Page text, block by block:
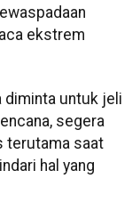
ekstrem
diminta untuk jeli
segera
terutama saat
hal yang